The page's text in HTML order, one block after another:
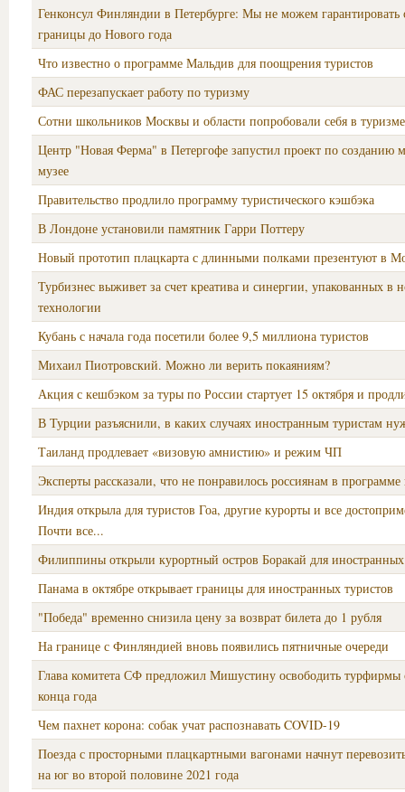
Генконсул Финляндии в Петербурге: Мы не можем гарантировать
границы до Нового года
Что известно о программе Мальдив для поощрения туристов
ФАС перезапускает работу по туризму
Сотни школьников Москвы и области попробовали себя в туризме
Центр "Новая Ферма" в Петергофе запустил проект по созданию
музее
Правительство продлило программу туристического кэшбэка
В Лондоне установили памятник Гарри Поттеру
Новый прототип плацкарта с длинными полками презентуют в
Турбизнес выживет за счет креатива и синергии, упакованных в
технологии
Кубань с начала года посетили более 9,5 миллиона туристов
Михаил Пиотровский. Можно ли верить покаяниям?
Акция с кешбэком за туры по России стартует 15 октября и
В Турции разъяснили, в каких случаях иностранным туристам
Таиланд продлевает «визовую амнистию» и режим ЧП
Эксперты рассказали, что не понравилось россиянам в
Индия открыла для туристов Гоа, другие курорты и все
Почти все...
Филиппины открыли курортный остров Боракай для иностранных
Панама в октябре открывает границы для иностранных туристов
"Победа" временно снизила цену за возврат билета до 1 рубля
На границе с Финляндией вновь появились пятничные очереди
Глава комитета СФ предложил Мишустину освободить турфирмы
конца года
Чем пахнет корона: собак учат распознавать COVID-19
Поезда с просторными плацкартными вагонами начнут
на юг во второй половине 2021 года